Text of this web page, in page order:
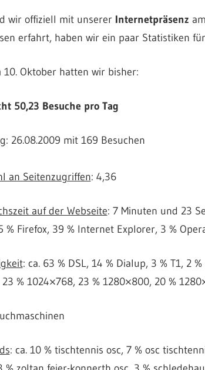
wir offiziell mit unserer Internetpräsenz
erfahrt, haben wir ein paar Statistiken
10. Oktober hatten wir bisher:
50,23 Besuche pro Tag
: 26.08.2009 mit 169 Besuchen
an Seitenzugriffen: 4,36
auf der Webseite: 7 Minuten und 23
% Firefox, 39 % Internet Explorer, 3 %
: ca. 63 % DSL, 14 % Dialup, 3 % T1, 2 %
23 % 1024×768, 23 % 1280×800, 20 %
: ca. 10 % tischtennis osc, 7 % osc